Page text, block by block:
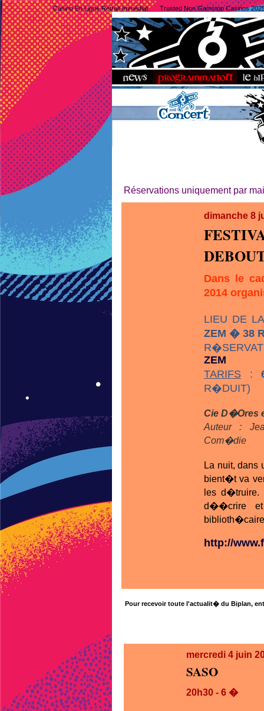
Casino En Ligne Retrait Immédiat Trusted Non Gamstop Casinos
Réservations uniquement par
dimanche 8
Dans le
2014
LIEU DE
ZEM � 38
ZEM
TARIFS :
R�DUIT)
Cie
Auteur :
Com�die
La nuit, dans
bient�t va
les d�truire.
d��crire et
http://
Pour recevoir toute l'actualit� du Biplan,
mercredi 4 juin
SASO
20h30 - 6 �